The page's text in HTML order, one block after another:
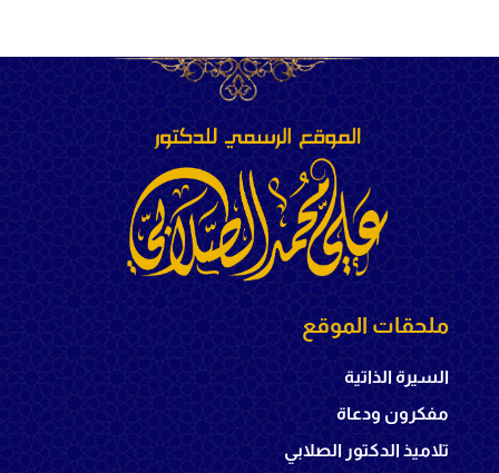
ملحقات الموقع
السيرة الذاتية
مفكرون ودعاة
تلاميذ الدكتور الصلابي